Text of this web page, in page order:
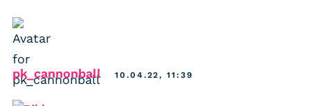
pk_cannonballsays:10.04.22, 11:39